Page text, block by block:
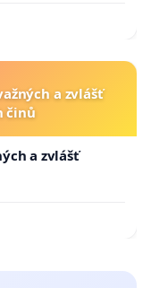
a zvlášť
činů
a zvlášť